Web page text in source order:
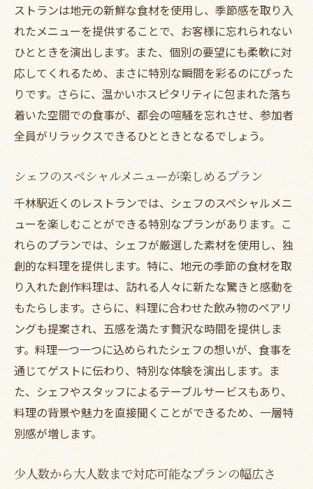
ストランは地元の新鮮な食材を使用し、季節感を取り入
れたメニューを提供することで、お客様に忘れられない
ひとときを演出します。また、個別の要望にも柔軟に対
応してくれるため、まさに特別な瞬間を彩るのにぴった
りです。さらに、温かいホスピタリティに包まれた落ち
着いた空間での食事が、都会の喧騒を忘れさせ、参加者
全員がリラックスできるひとときとなるでしょう。
シェフのスペシャルメニューが楽しめるプラン
千林駅近くのレストランでは、シェフのスペシャルメニ
ューを楽しむことができる特別なプランがあります。こ
れらのプランでは、シェフが厳選した素材を使用し、独
創的な料理を提供します。特に、地元の季節の食材を取
り入れた創作料理は、訪れる人々に新たな驚きと感動を
もたらします。さらに、料理に合わせた飲み物のペアリ
ングも提案され、五感を満たす贅沢な時間を提供しま
す。料理一つ一つに込められたシェフの想いが、食事を
通じてゲストに伝わり、特別な体験を演出します。ま
た、シェフやスタッフによるテーブルサービスもあり、
料理の背景や魅力を直接聞くことができるため、一層特
別感が増します。
少人数から大人数まで対応可能なプランの幅広さ